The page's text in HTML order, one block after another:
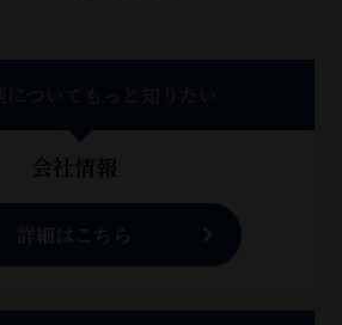
についてもっと知りたい
会社情報
詳細はこちら